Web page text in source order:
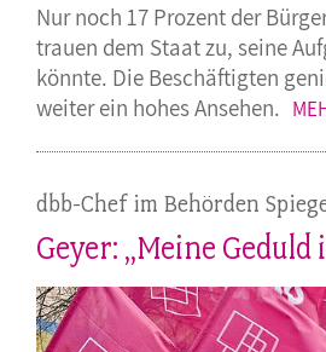
Nur noch 17 Prozent der
trauen dem Staat zu, seine
könnte. Die Beschäftigten
weiter ein hohesAnsehen.
dbb-Chef im Behörden
Geyer: „Meine Geduld